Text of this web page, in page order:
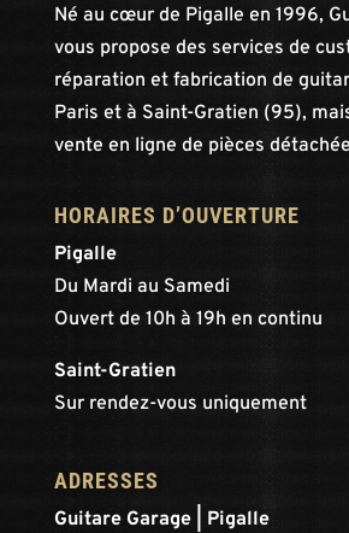
Né au cœur de Pigalle en 1996,
vous propose des services de
réparation et fabrication de
Paris et à Saint-Gratien (95),
vente en ligne de pièces
HORAIRES D’OUVERTURE
Pigalle
Du Mardi au Samedi
Ouvert de 10h à 19h en continu
Saint-Gratien
Sur rendez-vous uniquement
ADRESSES
Guitare Garage | Pigalle